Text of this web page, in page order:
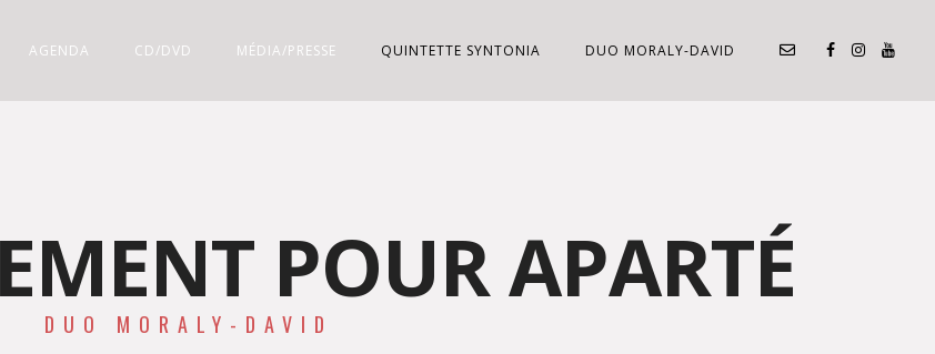
AGENDA CD/DVD MÉDIA/PRESSE QUINTETTE SYNTONIA DUO MORALY-DAVID
POUR APARTÉ
DUO MORALY-DAVID